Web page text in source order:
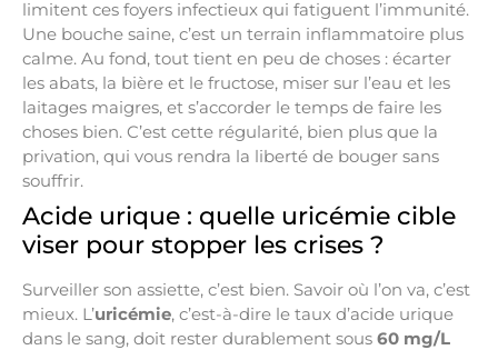
limitent ces foyers infectieux qui fatiguent l’immunité.
Une bouche saine, c’est un terrain inflammatoire plus
calme. Au fond, tout tient en peu de choses : écarter
les abats, la bière et le fructose, miser sur l’eau et les
laitages maigres, et s’accorder le temps de faire les
choses bien. C’est cette régularité, bien plus que la
privation, qui vous rendra la liberté de bouger sans
souffrir.
Acide urique : quelle uricémie cible
viser pour stopper les crises ?
Surveiller son assiette, c’est bien. Savoir où l’on va, c’est
mieux. L’uricémie, c’est-à-dire le taux d’acide urique
dans le sang, doit rester durablement sous 60 mg/L